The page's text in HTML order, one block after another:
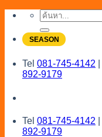
Skip
content
ค้นหา:
SEASON
Tel 081-745-4142
892-9179
Tel 081-745-4142
892-9179